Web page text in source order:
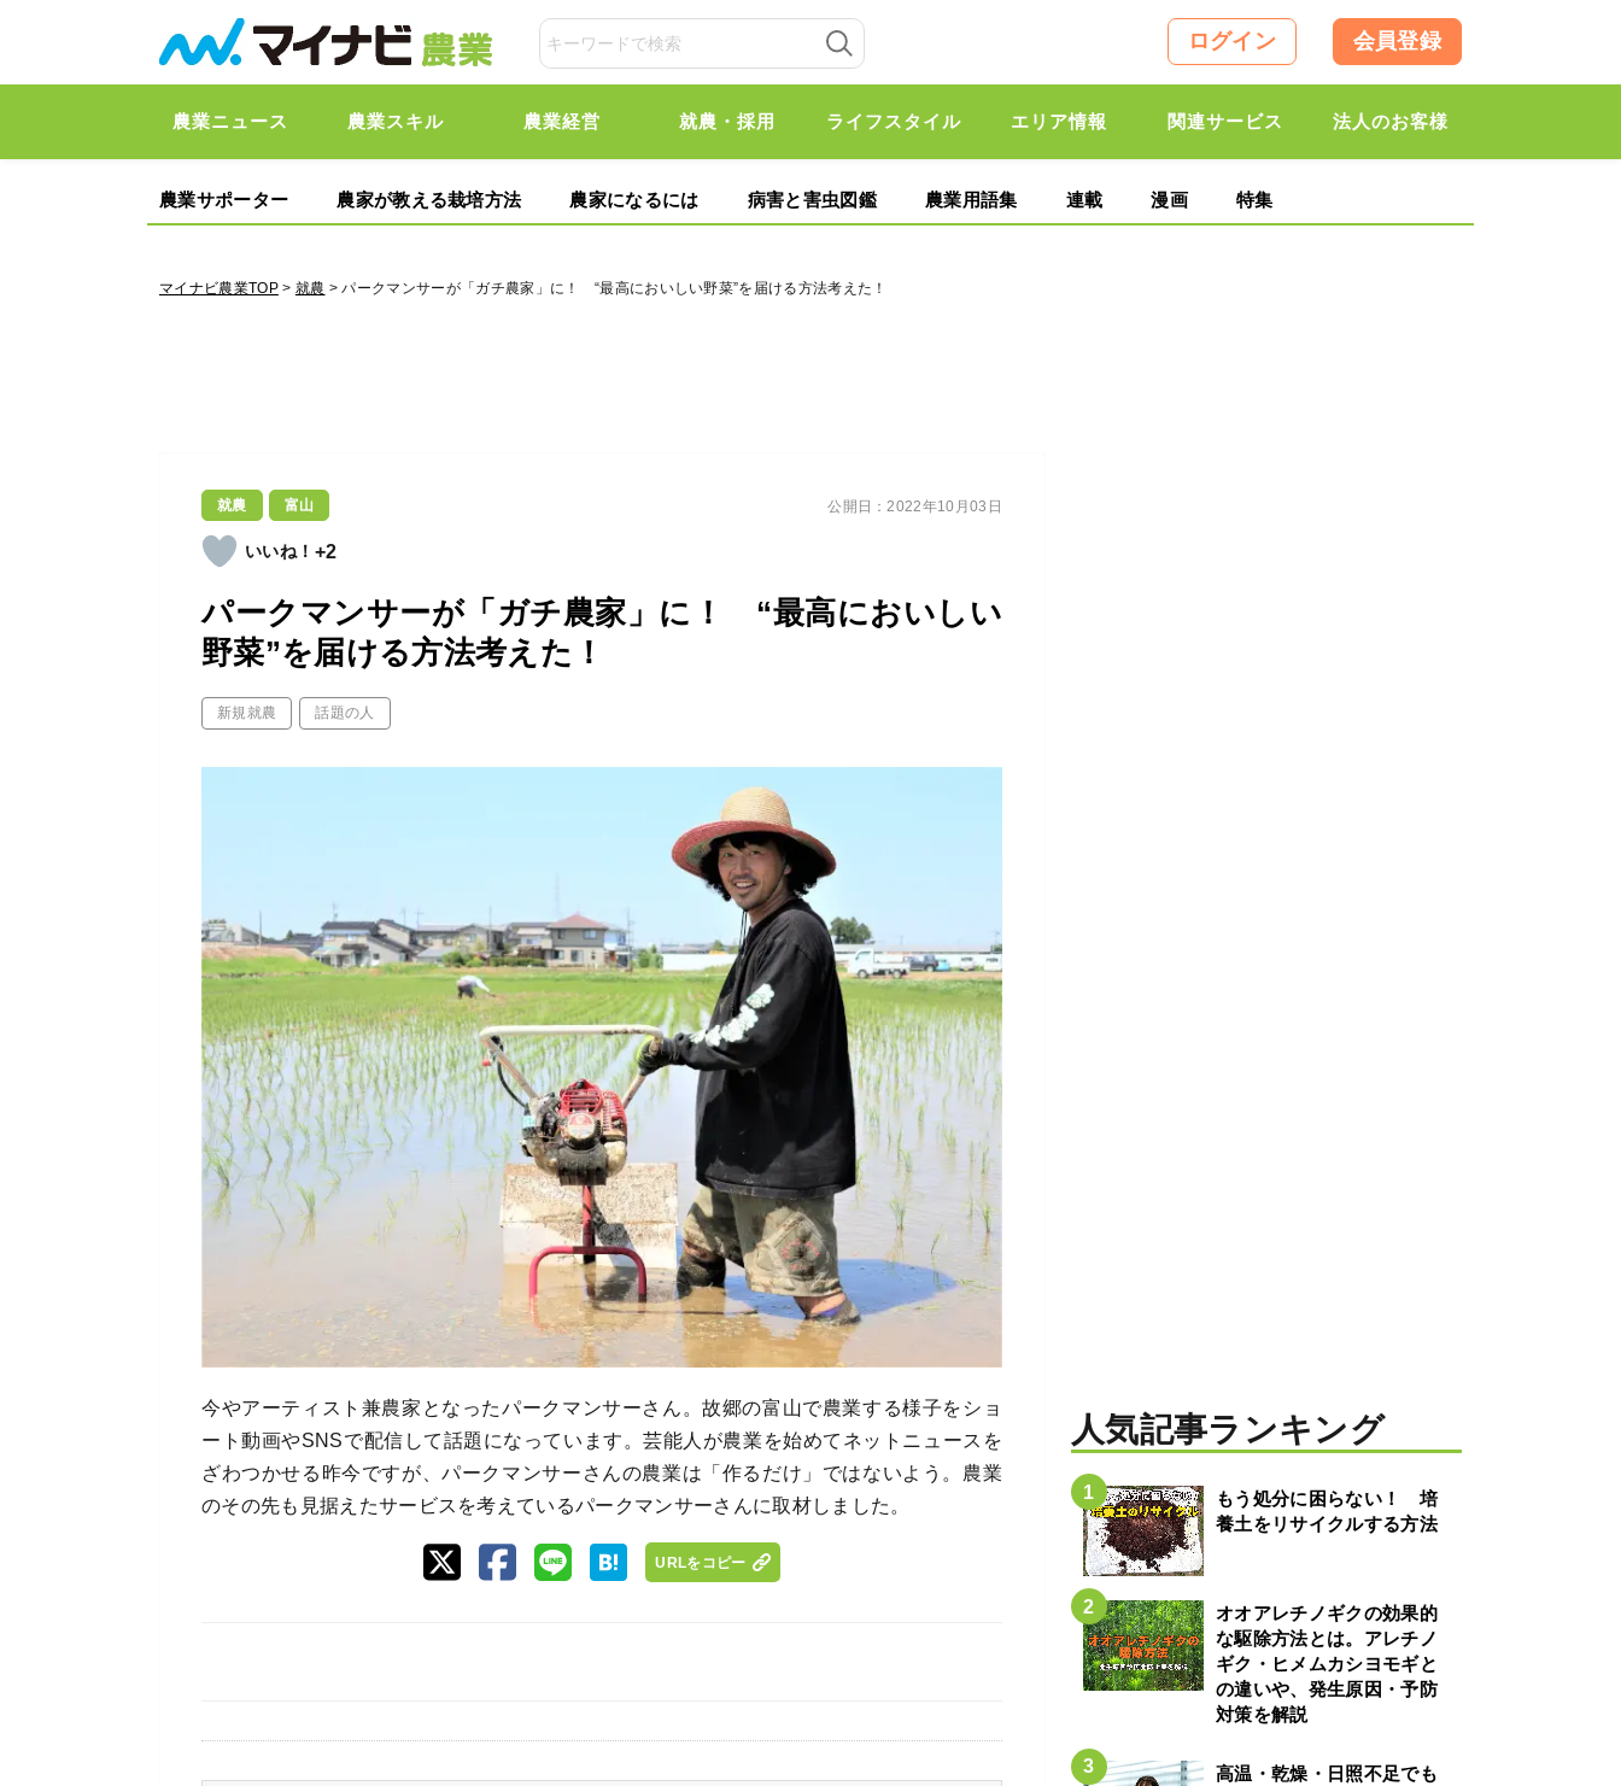
ログイン 会員登録
農業ニュース 農業スキル 農業経営 就農・採用 ライフスタイル エリア情報 関連サービス 法人のお客様
農業サポーター 農家が教える栽培方法 農家になるには 病害と害虫図鑑 農業用語集 連載 漫画 特集
マイナビ農業TOP> 就農 > パークマンサーが「ガチ農家」に！ “最高においしい野菜”を届ける方法考えた！
就農 富山
+2
パークマンサーが「ガチ農家」に！ “最高においしい
野菜”を届ける方法考えた！
新規就農 話題の人
公開日：2022年10月03日
今やアーティスト兼農家となったパークマンサーさん。故郷の富山で農業する様子をショ
ート動画やSNSで配信して話題になっています。芸能人が農業を始めてネットニュースを
ざわつかせる昨今ですが、パークマンサーさんの農業は「作るだけ」ではないよう。農業
のその先も見据えたサービスを考えているパークマンサーさんに取材しました。
URLをコピー
人気記事ランキング
もう処分に困らない！ 培
養土をリサイクルする方法
オオアレチノギクの効果的
な駆除方法とは。アレチノ
ギク・ヒメムカシヨモギと
の違いや、発生原因・予防
対策を解説
高温・乾燥・日照不足でも